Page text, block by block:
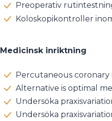
Preoperativ
Koloskopikontroller
Medicinsk inriktning
Percutaneous coronary
Alternative is optimal
Undersöka
Undersöka